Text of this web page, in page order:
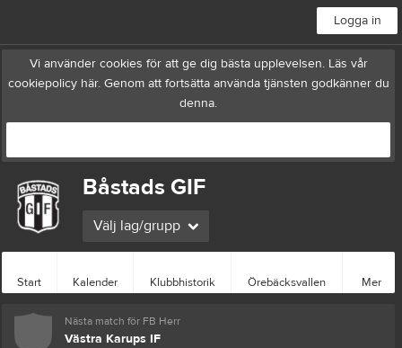
Logga in
Vi använder cookies för att ge dig bästa upplevelsen. Läs vår
cookiepolicy här. Genom att fortsätta använda tjänsten godkänner du
denna.
Båstads GIF
Välj lag/grupp
Start Kalender Klubbhistorik Örebäcksvallen Mer
Nästa match för FB Herr
Västra Karups IF